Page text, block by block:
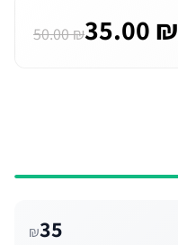
50.00 ₪35.00 ₪
35
₪